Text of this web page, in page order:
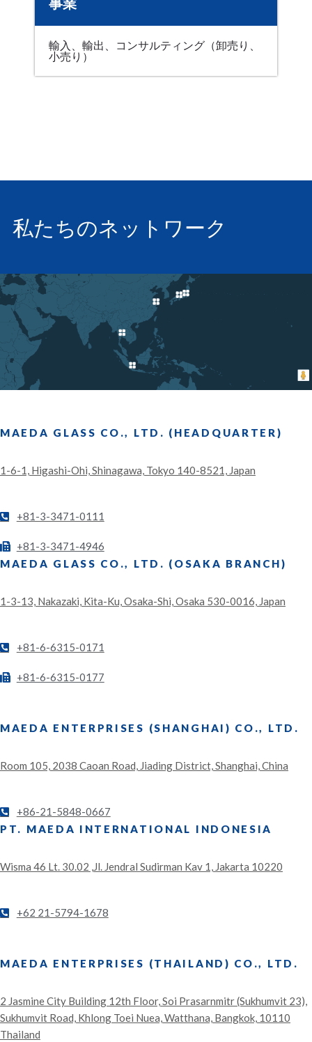
輸入、輸出、コンサルティング（卸売り、
小売り）
私たちのネットワーク
MAEDA GLASS CO., LTD. (HEADQUARTER)
1-6-1, Higashi-Ohi, Shinagawa, Tokyo 140-8521, Japan
+81-3-3471-0111
+81-3-3471-4946
MAEDA GLASS CO., LTD. (OSAKA BRANCH)
1-3-13, Nakazaki, Kita-Ku, Osaka-Shi, Osaka 530-0016, Japan
+81-6-6315-0171
+81-6-6315-0177
MAEDA ENTERPRISES (SHANGHAI) CO., LTD.
Room 105, 2038 Caoan Road, Jiading District, Shanghai, China
+86-21-5848-0667
PT. MAEDA INTERNATIONAL INDONESIA
Wisma 46 Lt. 30.02 ,Jl. Jendral Sudirman Kav 1, Jakarta 10220
+62 21-5794-1678
MAEDA ENTERPRISES (THAILAND) CO., LTD.
2 Jasmine City Building 12th Floor, Soi Prasarnmitr (Sukhumvit 23),
Sukhumvit Road, Khlong Toei Nuea, Watthana, Bangkok, 10110
Thailand